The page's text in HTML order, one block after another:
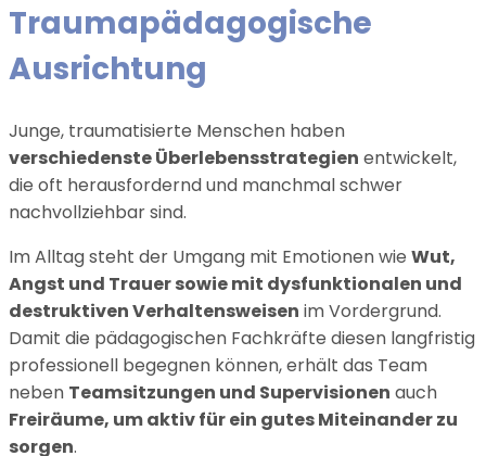
Traumapädagogische
Ausrichtung
Junge, traumatisierte Menschen haben
verschiedenste Überlebensstrategien entwickelt,
die oft herausfordernd und manchmal schwer
nachvollziehbar sind.
Im Alltag steht der Umgang mit Emotionen wie Wut,
Angst und Trauer sowie mit dysfunktionalen und
destruktiven Verhaltensweisen im Vordergrund.
Damit die pädagogischen Fachkräfte diesen langfristig
professionell begegnen können, erhält das Team
neben Teamsitzungen und Supervisionen auch
Freiräume, um aktiv für ein gutes Miteinander zu
sorgen.